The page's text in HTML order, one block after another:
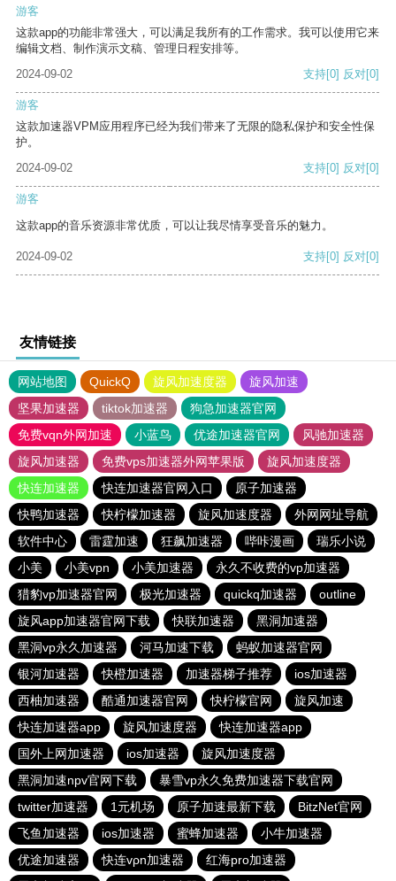
游客
这款app的功能非常强大，可以满足我所有的工作需求。我可以使用它来
编辑文档、制作演示文稿、管理日程安排等。
2024-09-02
支持[0] 反对[0]
游客
这款加速器VPM应用程序已经为我们带来了无限的隐私保护和安全性保
护。
2024-09-02
支持[0] 反对[0]
游客
这款app的音乐资源非常优质，可以让我尽情享受音乐的魅力。
2024-09-02 支持[0] 反对[0]
友情链接
网站地图 QuickQ 旋风加速度器
旋风加速
坚果加速器
tiktok加速器
狗急加速器官网
免费vqn外网加速
小蓝鸟 优途加速器官网
风驰加速器
旋风加速器
免费vps加速器外网苹果版
旋风加速度器
快连加速器
快连加速器官网入口
原子加速器
快鸭加速器
快柠檬加速器 旋风加速度器
外网网址导航
软件中心
雷霆加速 狂飙加速器 哔咔漫画
瑞乐小说
小美
小美vpn 小美加速器
永久不收费的vp加速器
猎豹vp加速器官网
极光加速器 quickq加速器
outline
旋风app加速器官网下载
快联加速器
黑洞加速器
黑洞vp永久加速器
河马加速下载
蚂蚁加速器官网
银河加速器
快橙加速器 加速器梯子推荐
ios加速器
西柚加速器
酷通加速器官网 快柠檬官网
旋风加速
快连加速器app
旋风加速度器
快连加速器app
国外上网加速器
ios加速器
旋风加速度器
黑洞加速npv官网下载
暴雪vp永久免费加速器下载官网
twitter加速器
1元机场 原子加速最新下载
BitzNet官网
飞鱼加速器
ios加速器 蜜蜂加速器
小牛加速器
优途加速器
快连vρn加速器
红海pro加速器